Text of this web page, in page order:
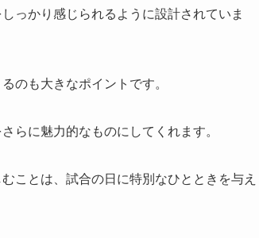
っかり感じられるように設計されていま
のも大きなポイントです。
らに魅力的なものにしてくれます。
ことは、試合の日に特別なひとときを与え